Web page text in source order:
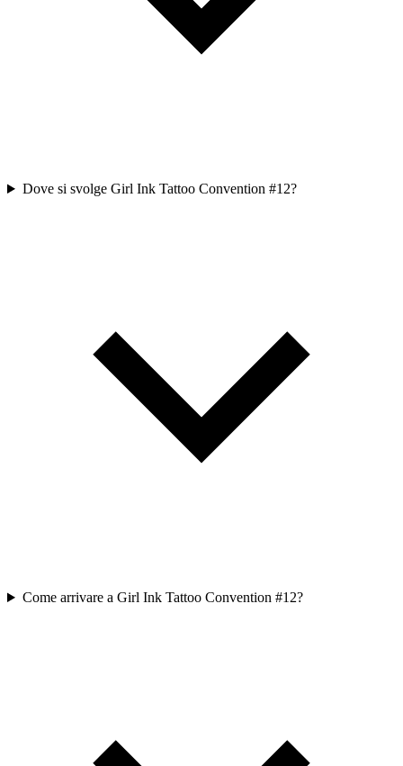
Dove si svolge Girl Ink Tattoo Convention #12?
Come arrivare a Girl Ink Tattoo Convention #12?